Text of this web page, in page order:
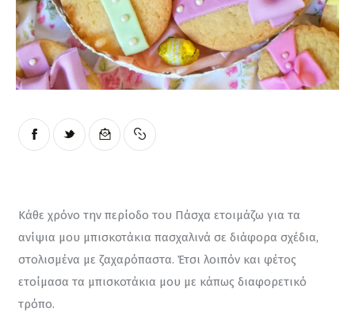
Κάθε χρόνο την περίοδο του Πάσχα ετοιμάζω για τα
ανίψια μου μπισκοτάκια πασχαλινά σε διάφορα σχέδια,
στολισμένα με ζαχαρόπαστα. Έτσι λοιπόν και φέτος
ετοίμασα τα μπισκοτάκια μου με κάπως διαφορετικό
τρόπο.